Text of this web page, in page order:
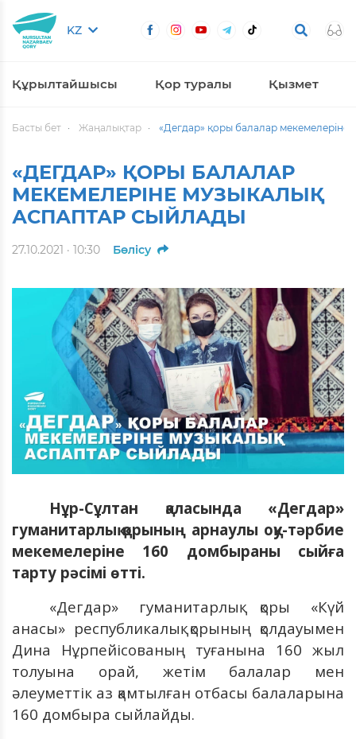
KZ
Құрылтайшысы Қор туралы Қызмет
Басты бет Жаңалықтар «Дегдар» қоры балалар
«ДЕГДАР» ҚОРЫ БАЛАЛАР
МЕКЕМЕЛЕРІНЕ МУЗЫКАЛЫҚ
АСПАПТАР СЫЙЛАДЫ
27.10.2021 · 10:30 Бөлісу
Нұр-Сұлтан қаласында «Дегдар»
гуманитарлық қорының арнаулы оқу-тәрбие
мекемелеріне 160 домбыраны сыйға
тарту рәсімі өтті.
«Дегдар» гуманитарлық қоры «Күй
анасы» республикалық қорының қолдауымен
Дина Нұрпейісованың туғанына 160 жыл
толуына орай, жетім балалар мен
әлеуметтік аз қамтылған отбасы балаларына
160 домбыра сыйлайды.